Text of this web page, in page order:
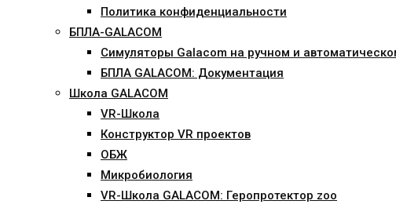
Политика конфиденциальности
БПЛА-GALACOM
Симуляторы Galacom на ручном и
БПЛА GALACOM: Документация
Школа GALACOM
VR-Школа
Конструктор VR проектов
ОБЖ
Микробиология
VR-Школа GALACOM: Геропротектор zoo